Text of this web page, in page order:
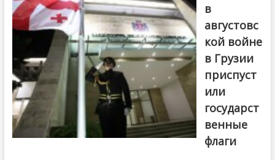
в
августовс
кой войне
в Грузии
приспуст
или
государст
венные
флаги